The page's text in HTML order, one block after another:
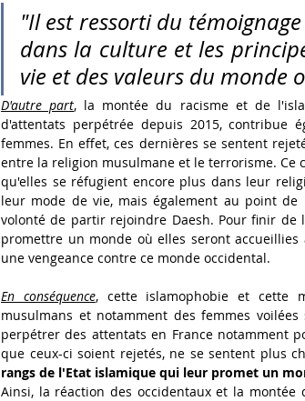
"Il est ressorti du
dans la culture et les
vie et des valeurs du monde
D'autre part, la montée du racisme et de
d'attentats perpétrée depuis 2015, contribue
femmes. En effet, ces dernières se sentent
entre la religion musulmane et le terrorisme.
qu'elles se réfugient encore plus dans leur
leur mode de vie, mais également au point
volonté de partir rejoindre Daesh. Pour finir
promettre un monde où elles seront
une vengeance contre ce monde occidental.
En conséquence, cette islamophobie et cette
musulmans et notamment des femmes
perpétrer des attentats en France notamment
que ceux-ci soient rejetés, ne se sentent plus
rangs de l'Etat islamique qui leur promet un
Ainsi, la réaction des occidentaux et la